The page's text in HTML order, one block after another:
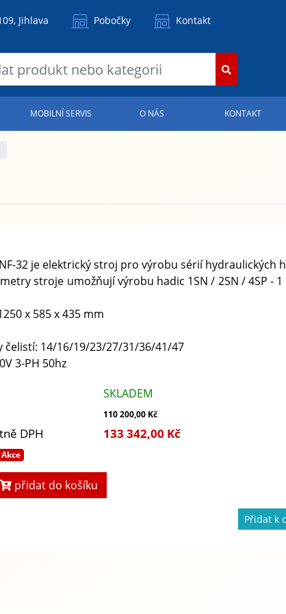
Jihlava Pobočky Kontakt
MOBILNÍ SERVIS O NÁS KONTAKT
32 je elektrický stroj pro výrobu sérií hydraulických
stroje umožňují výrobu hadic 1SN / 2SN / 4SP -
x 585 x 435 mm
14/16/19/23/27/31/36/41/47
3-PH 50hz
SKLADEM
110 200,00 Kč
DPH 133 342,00 Kč
Akce
přidat do košíku
Přidat k